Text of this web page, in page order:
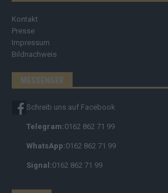
Kontakt
Presse
Impressum
Bildnachweis
MESSENGER
Schreib uns auf Facebook
Telegram:0162 862 71 99
WhatsApp:0162 862 71 99
Signal:0162 862 71 99